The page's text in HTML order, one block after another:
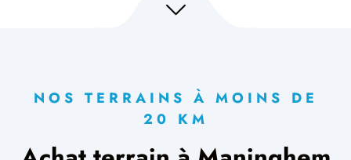
NOS TERRAINS À MOINS DE
20 KM